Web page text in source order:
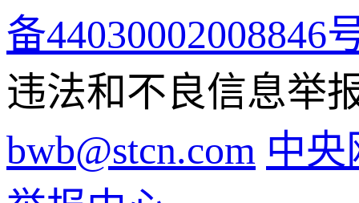
备44030002008846
违法和不良信息举
bwb@stcn.com 中